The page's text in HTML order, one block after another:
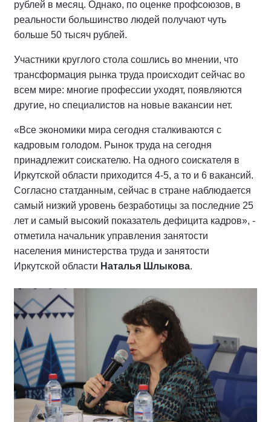
рублей в месяц. Однако, по оценке профсоюзов, в
реальности большинство людей получают чуть
больше 50 тысяч рублей.
Участники круглого стола сошлись во мнении, что
трансформация рынка труда происходит сейчас во
всем мире: многие профессии уходят, появляются
другие, но специалистов на новые вакансии нет.
«Все экономики мира сегодня сталкиваются с
кадровым голодом. Рынок труда на сегодня
принадлежит соискателю. На одного соискателя в
Иркутской области приходится 4-5, а то и 6 вакансий.
Согласно статданным, сейчас в стране наблюдается
самый низкий уровень безработицы за последние 25
лет и самый высокий показатель дефицита кадров», -
отметила начальник управления занятости
населения министерства труда и занятости
Иркутской области Наталья Шлыкова.